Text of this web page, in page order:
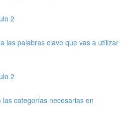
2
las palabras clave que vas a utilizar
2
las categorías necesarias en